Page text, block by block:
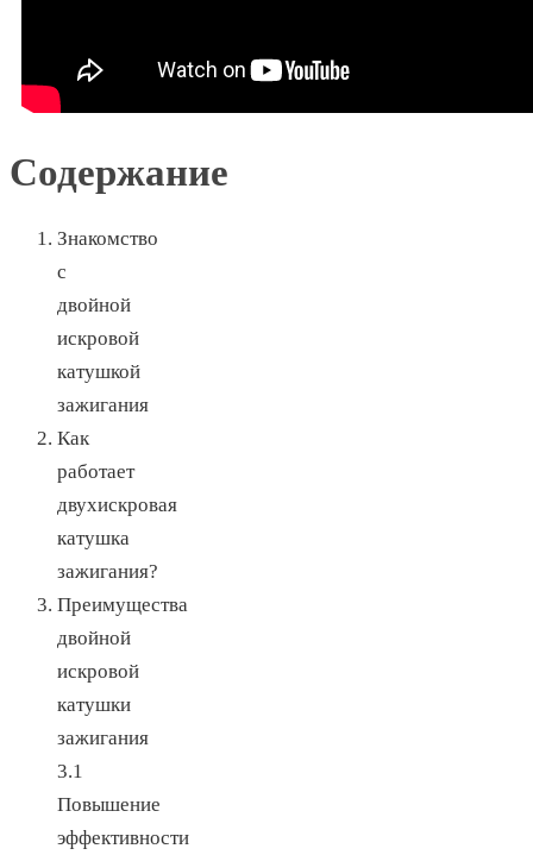
Содержание
Знакомство
с
двойной
искровой
катушкой
зажигания
Как
работает
двухискровая
катушка
зажигания?
Преимущества
двойной
искровой
катушки
зажигания
3.1
Повышение
эффективности